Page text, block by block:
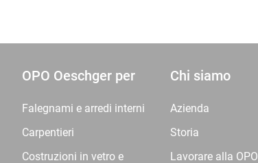
OPO Oeschger per
Falegnami e arredi interni
Carpentieri
Costruzioni in vetro e
Chi siamo
Azienda
Storia
Lavorare alla OPO